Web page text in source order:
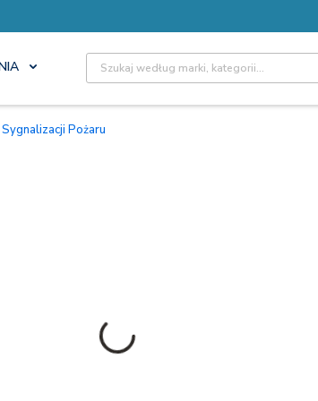
Site Search
Sygnalizacji Pożaru